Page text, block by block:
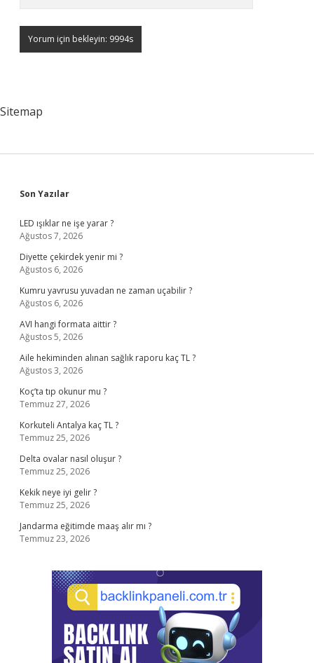
Sitemap
Sidebar
Son Yazılar
LED ışıklar ne işe yarar ?
Ağustos 7, 2026
Diyette çekirdek yenir mi ?
Ağustos 6, 2026
Kumru yavrusu yuvadan ne zaman uçabilir ?
Ağustos 6, 2026
AVI hangi formata aittir ?
Ağustos 5, 2026
Aile hekiminden alınan sağlık raporu kaç TL ?
Ağustos 3, 2026
Koç’ta tıp okunur mu ?
Temmuz 27, 2026
Korkuteli Antalya kaç TL ?
Temmuz 25, 2026
Delta ovalar nasıl oluşur ?
Temmuz 25, 2026
Kekik neye iyi gelir ?
Temmuz 25, 2026
Jandarma eğitimde maaş alır mı ?
Temmuz 23, 2026